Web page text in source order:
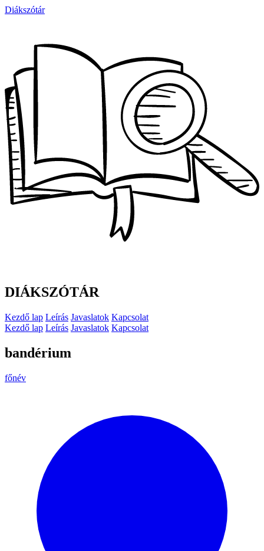
Diákszótár
DIÁKSZÓTÁR
Kezdő lap Leírás Javaslatok Kapcsolat
Kezdő lap Leírás Javaslatok Kapcsolat
bandérium
főnév